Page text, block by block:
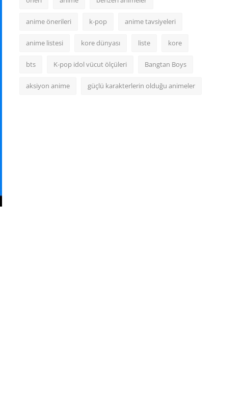
anime önerileri k-pop anime tavsiyeleri
anime listesi kore dünyası liste kore
bts K-pop idol vücut ölçüleri Bangtan Boys
aksiyon anime güçlü karakterlerin olduğu animeler